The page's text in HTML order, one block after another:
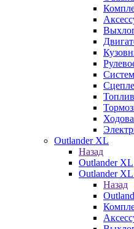
Outlander XL
Назад
Outlander XL
Outlander
Назад